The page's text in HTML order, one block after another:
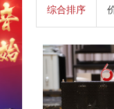
综合排序